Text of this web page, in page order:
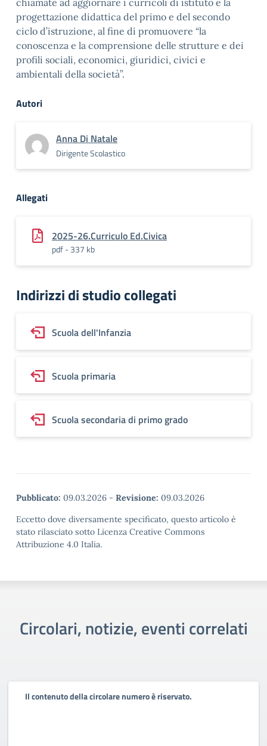
chiamate ad aggiornare i curricoli di istituto e la
progettazione didattica del primo e del secondo
ciclo d’istruzione, al fine di promuovere “la
conoscenza e la comprensione delle strutture e dei
profili sociali, economici, giuridici, civici e
ambientali della società”.
Autori
Anna Di Natale
Dirigente Scolastico
Allegati
2025-26.Curriculo Ed.Civica
pdf - 337 kb
Indirizzi di studio collegati
Scuola dell'Infanzia
Scuola primaria
Scuola secondaria di primo grado
Pubblicato: 09.03.2026 - Revisione: 09.03.2026
Eccetto dove diversamente specificato, questo articolo è
stato rilasciato sotto Licenza Creative Commons
Attribuzione 4.0 Italia.
Circolari, notizie, eventi correlati
Il contenuto della circolare numero è riservato.